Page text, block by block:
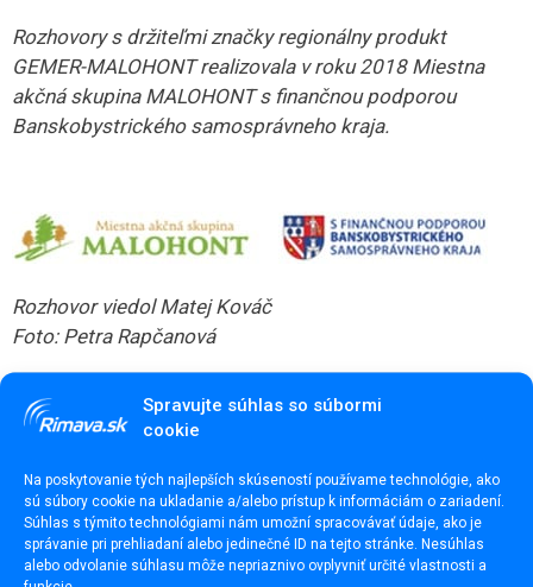
Spravujte súhlas so súbormi
cookie
Na poskytovanie tých najlepších skúseností používame technológie, ako
sú súbory cookie na ukladanie a/alebo prístup k informáciám o zariadení.
Súhlas s týmito technológiami nám umožní spracovávať údaje, ako je
správanie pri prehliadaní alebo jedinečné ID na tejto stránke. Nesúhlas
alebo odvolanie súhlasu môže nepriaznivo ovplyvniť určité vlastnosti a
Rozhovory s držiteľmi značky regionálny produkt
GEMER-MALOHONT realizovala v roku 2018 Miestna
akčná skupina MALOHONT s finančnou podporou
Banskobystrického samosprávneho kraja.
Rozhovor viedol Matej Kováč
Foto: Petra Rapčanová